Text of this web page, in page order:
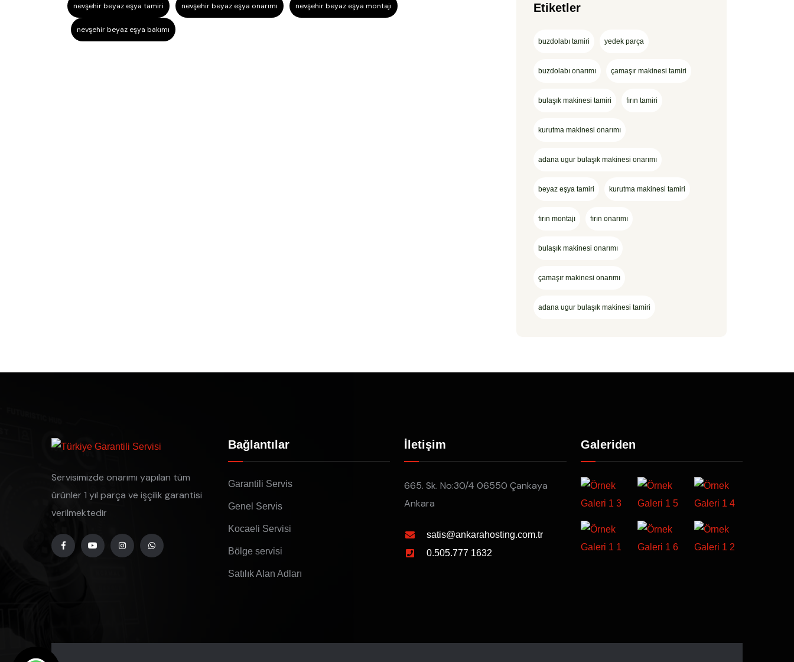
nevşehir beyaz eşya tamiri nevşehir beyaz eşya onarımı nevşehir beyaz eşya montajı
nevşehir beyaz eşya bakımı
Etiketler
buzdolabı tamiri yedek parça
buzdolabı onarımı çamaşır makinesi tamiri
bulaşık makinesi tamiri fırın tamiri
kurutma makinesi onarımı
adana ugur bulaşık makinesi onarımı
beyaz eşya tamiri kurutma makinesi tamiri
fırın montajı fırın onarımı
bulaşık makinesi onarımı
çamaşır makinesi onarımı
adana ugur bulaşık makinesi tamiri
Servisimizde onarımı yapılan tüm
ürünler 1 yıl parça ve işçilik garantisi
verilmektedir
Bağlantılar
Garantili Servis
Genel Servis
Kocaeli Servisi
Bölge servisi
Satılık Alan Adları
İletişim
665. Sk. No:30/4 06550 Çankaya
Ankara
satis@ankarahosting.com.tr
0.505.777 1632
Galeriden